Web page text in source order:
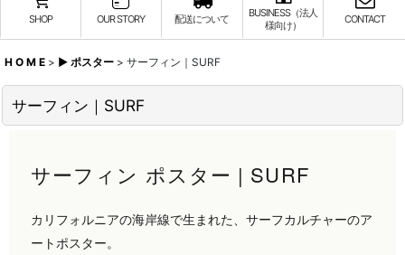
SHOP OUR STORY 配送について
BUSINESS（法人
様向け）
CONTACT
H O M E > ▶︎ ポスター > サーフィン｜SURF
サーフィン｜SURF
サーフィン ポスター | SURF
カリフォルニアの海岸線で生まれた、サーフカルチャーのア
ートポスター。